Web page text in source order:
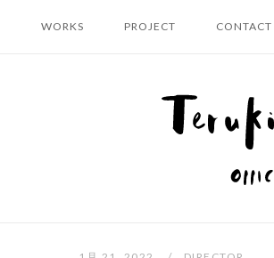
WORKS PROJECT CONTACT
ホ